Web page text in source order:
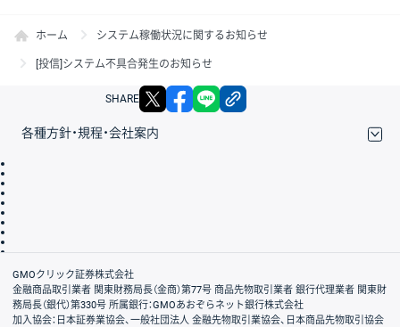
ホーム システム稼働状況に関するお知らせ
[投信]システム不具合発生のお知らせ
SHARE X facebook
各種方針・規程・会社案内
会社案内
GMOクリック証券株式会社
金融商品取引業者 関東財務局長（金商）第77号 商品先物取引業者 銀行代理業者 関東財
務局長（銀代）第330号 所属銀行：GMOあおぞらネット銀行株式会社
加入協会：日本証券業協会、一般社団法人 金融先物取引業協会、日本商品先物取引協会